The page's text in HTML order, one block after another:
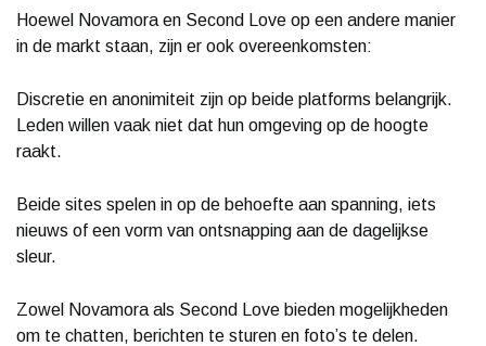
Hoewel Novamora en Second Love op een andere manier
in de markt staan, zijn er ook overeenkomsten:
Discretie en anonimiteit zijn op beide platforms belangrijk.
Leden willen vaak niet dat hun omgeving op de hoogte
raakt.
Beide sites spelen in op de behoefte aan spanning, iets
nieuws of een vorm van ontsnapping aan de dagelijkse
sleur.
Zowel Novamora als Second Love bieden mogelijkheden
om te chatten, berichten te sturen en foto’s te delen.